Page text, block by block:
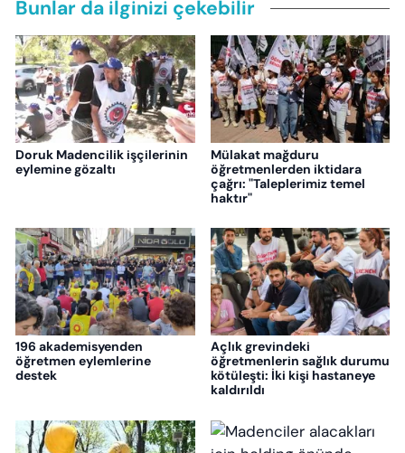
Bunlar da ilginizi çekebilir
Doruk Madencilik işçilerinin
eylemine gözaltı
Mülakat mağduru
öğretmenlerden iktidara
çağrı: "Taleplerimiz temel
haktır"
196 akademisyenden
öğretmen eylemlerine
destek
Açlık grevindeki
öğretmenlerin sağlık durumu
kötüleşti: İki kişi hastaneye
kaldırıldı